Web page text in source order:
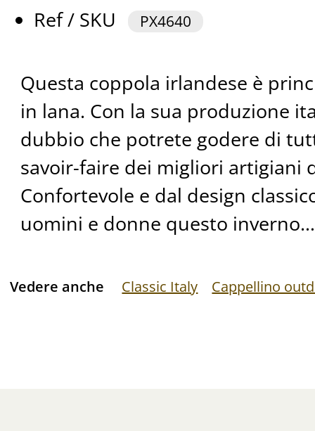
Ref / SKU
PX4640
Questa coppola irlandese è
in lana. Con la sua produzione
dubbio che potrete godere di
savoir-faire dei migliori artigiani
Confortevole e dal design
uomini e donne questo inverno…
Vedere anche Classic Italy Cappellino